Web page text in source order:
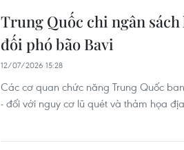
Trung Quốc chi ngân
đối phó bão Bavi
12/07/2026 15:28
Các cơ quan chức năng Trung Quốc
- đối với nguy cơ lũ quét và thảm họa